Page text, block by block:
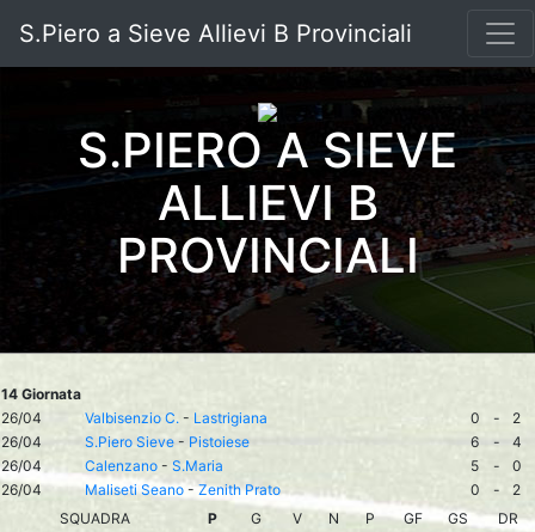
S.Piero a Sieve Allievi B Provinciali
S.PIERO A SIEVE
ALLIEVI B
PROVINCIALI
14 Giornata
26/04
Valbisenzio C. - Lastrigiana 0 -
2
26/04
S.Piero Sieve - Pistoiese 6 -
4
26/04
Calenzano - S.Maria 5 -
0
26/04
Maliseti Seano -Zenith Prato 0 -
2
SQUADRA
P G V N P GF GS
DR